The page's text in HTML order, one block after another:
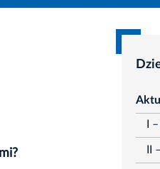
I
II